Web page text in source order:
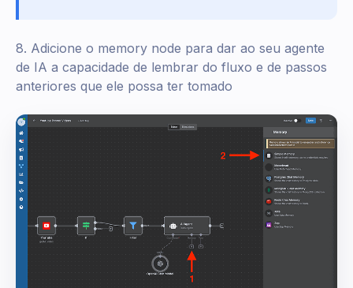
8. Adicione o memory node para dar ao seu agente
de IA a capacidade de lembrar do fluxo e de passos
anteriores que ele possa ter tomado